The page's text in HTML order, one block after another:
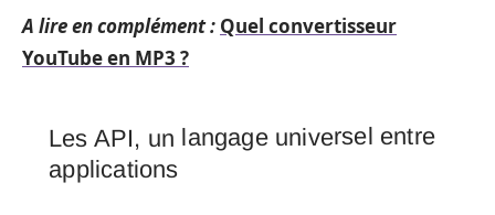
A lire en complément : Quel convertisseur
YouTube en MP3 ?
Les API, un langage universel entre
applications